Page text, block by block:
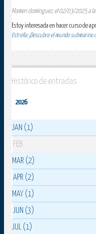
Mamen dominguez, el 02/03/2025 a
Estoy interesada en hacer curso de
Estrella: ¡Descubre el mundo submarino
Histórico de entradas
2026
JAN (1)
FEB
MAR (2)
APR (2)
MAY (1)
JUN (3)
JUL (1)